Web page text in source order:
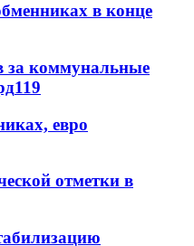
в конце
за коммунальные
119
евро
отметки в